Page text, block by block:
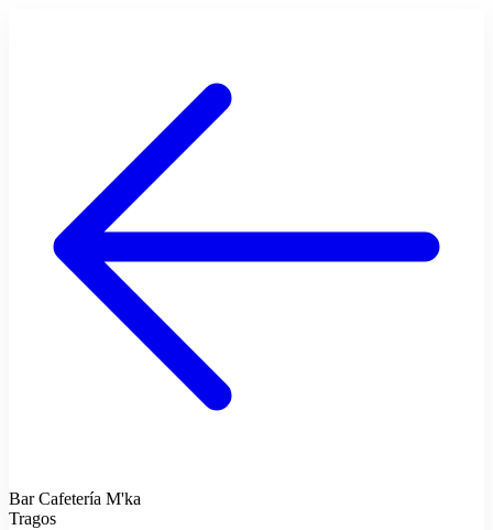
Bar Cafetería M'ka
Tragos